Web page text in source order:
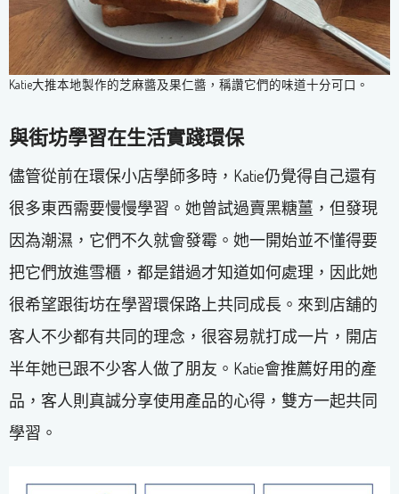
Katie大推本地製作的芝麻醬及果仁醬，稱讚它們的味道十分可口。
與街坊學習在生活實踐環保
儘管從前在環保小店學師多時，Katie仍覺得自己還有
很多東西需要慢慢學習。她曾試過賣黑糖薑，但發現
因為潮濕，它們不久就會發霉。她一開始並不懂得要
把它們放進雪櫃，都是錯過才知道如何處理，因此她
很希望跟街坊在學習環保路上共同成長。來到店舖的
客人不少都有共同的理念，很容易就打成一片，開店
半年她已跟不少客人做了朋友。Katie會推薦好用的產
品，客人則真誠分享使用產品的心得，雙方一起共同
學習。